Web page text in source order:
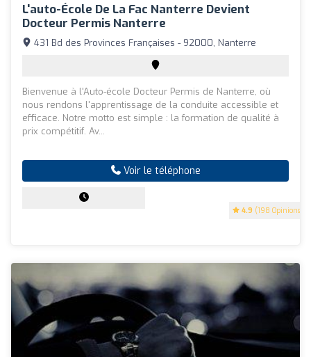
L'auto-École De La Fac Nanterre Devient
Docteur Permis Nanterre
4.9 (198 Opinions)
431 Bd des Provinces Françaises - 92000, Nanterre
Bienvenue à l'Auto-école Docteur Permis de Nanterre, où
nous rendons l'apprentissage de la conduite accessible et
efficace. Notre motto est simple : la formation de qualité à
prix compétitif. Av...
Voir le téléphone